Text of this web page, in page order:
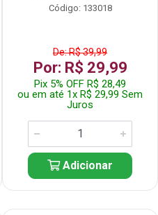
Código: 133018
De: R$ 39,99
Por: R$ 29,99
Pix 5% OFF R$ 28,49
ou em até 1x R$ 29,99 Sem
Juros
Adicionar